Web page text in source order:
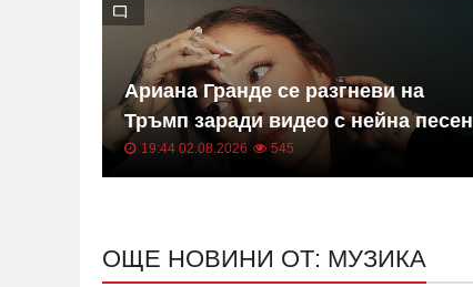
Ариана Гранде се разгневи на
Тръмп заради видео с нейна песен
19:44 02.08.2026 545
ОЩЕ НОВИНИ ОТ: МУЗИКА